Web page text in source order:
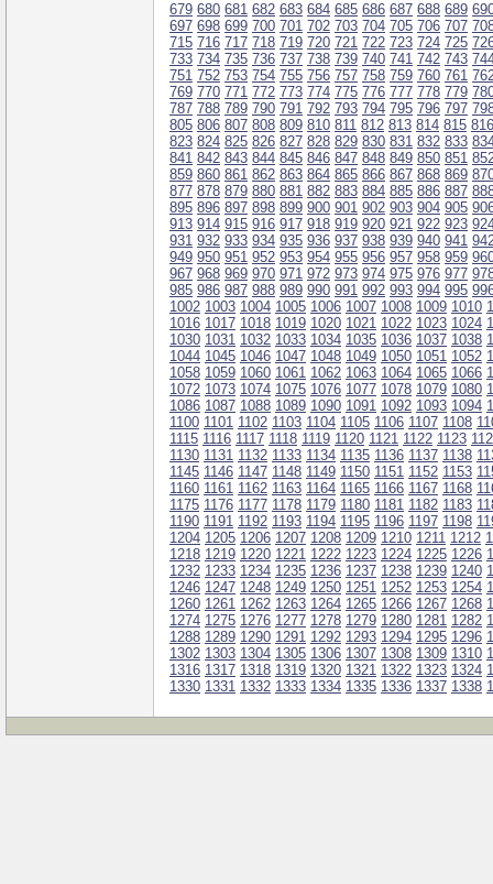
679 680 681 682 683 684 685 686 687 688 689
697 698 699 700 701 702 703 704 705 706 707
715 716 717 718 719 720 721 722 723 724 725
733 734 735 736 737 738 739 740 741 742 743
751 752 753 754 755 756 757 758 759 760 761
769 770 771 772 773 774 775 776 777 778 779
787 788 789 790 791 792 793 794 795 796 797
805 806 807 808 809 810 811 812 813 814 815 816
823 824 825 826 827 828 829 830 831 832 833
841 842 843 844 845 846 847 848 849 850 851
859 860 861 862 863 864 865 866 867 868 869
877 878 879 880 881 882 883 884 885 886 887
895 896 897 898 899 900 901 902 903 904 905
913 914 915 916 917 918 919 920 921 922 923
931 932 933 934 935 936 937 938 939 940 941
949 950 951 952 953 954 955 956 957 958 959
967 968 969 970 971 972 973 974 975 976 977
985 986 987 988 989 990 991 992 993 994 995
1002 1003 1004 1005 1006 1007 1008 1009 1010
1016 1017 1018 1019 1020 1021 1022 1023 1024
1030 1031 1032 1033 1034 1035 1036 1037 1038
1044 1045 1046 1047 1048 1049 1050 1051 1052
1058 1059 1060 1061 1062 1063 1064 1065 1066
1072 1073 1074 1075 1076 1077 1078 1079 1080
1086 1087 1088 1089 1090 1091 1092 1093 1094
1100 1101 1102 1103 1104 1105 1106 1107 1108
1115 1116 1117 1118 1119 1120 1121 1122 1123
1130 1131 1132 1133 1134 1135 1136 1137 1138
1145 1146 1147 1148 1149 1150 1151 1152 1153
1160 1161 1162 1163 1164 1165 1166 1167 1168
1175 1176 1177 1178 1179 1180 1181 1182 1183
1190 1191 1192 1193 1194 1195 1196 1197 1198
1204 1205 1206 1207 1208 1209 1210 1211 1212
1218 1219 1220 1221 1222 1223 1224 1225 1226
1232 1233 1234 1235 1236 1237 1238 1239 1240
1246 1247 1248 1249 1250 1251 1252 1253 1254
1260 1261 1262 1263 1264 1265 1266 1267 1268
1274 1275 1276 1277 1278 1279 1280 1281 1282
1288 1289 1290 1291 1292 1293 1294 1295 1296
1302 1303 1304 1305 1306 1307 1308 1309 1310
1316 1317 1318 1319 1320 1321 1322 1323 1324
1330 1331 1332 1333 1334 1335 1336 1337 1338